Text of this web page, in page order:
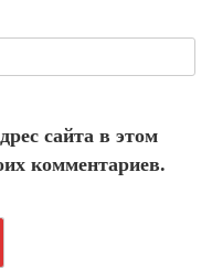
сайта в этом
комментариев.